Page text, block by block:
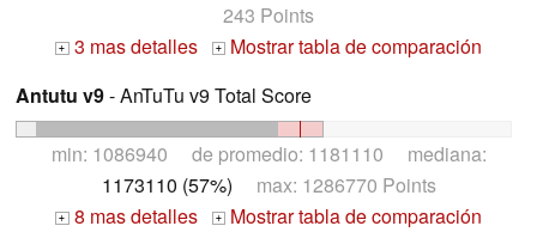
243 Points
+ 3 mas detalles +
Mostrar tabla de comparación
Antutu v9- AnTuTu v9 Total Score
min: 1086940 de promedio: 1181110 mediana:
1173110 (57%) max: 1286770 Points
+ 8 mas detalles +
Mostrar tabla de comparación